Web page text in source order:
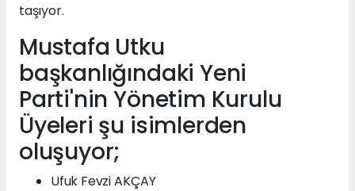
taşıyor.
Mustafa Utku
başkanlığındaki Yeni
Parti'nin Yönetim Kurulu
Üyeleri şu isimlerden
oluşuyor;
Ufuk Fevzi AKÇAY